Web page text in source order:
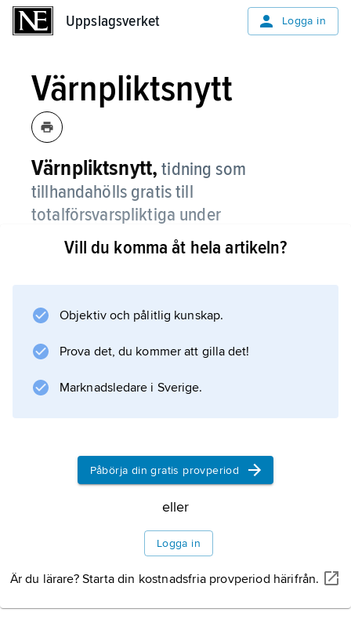
Uppslagsverket Logga in
Värnpliktsnytt
Värnpliktsnytt, tidning som
tillhandahölls gratis till
totalförsvarspliktiga under
grundutbildning och utgavs från 1971.
Tidningen lades ned under 2010 till följd av att
Vill du komma åt hela artikeln?
Objektiv och pålitlig kunskap.
Prova det, du kommer att gilla det!
Marknadsledare i Sverige.
Påbörja din gratis provperiod
eller
Logga in
Är du lärare? Starta din kostnadsfria provperiod härifrån.